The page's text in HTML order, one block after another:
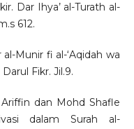
Dar Ihya’ al-Turath al-
612.
Munir fi al-‘Aqidah wa
Fikr. Jil.9.
dan Mohd Shafle
dalam Surah al-